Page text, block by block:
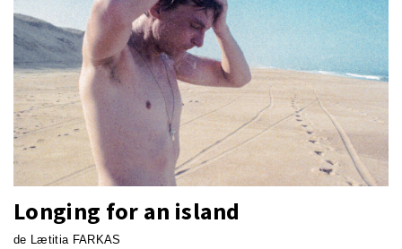
Longing for an island
de Lætitia FARKAS